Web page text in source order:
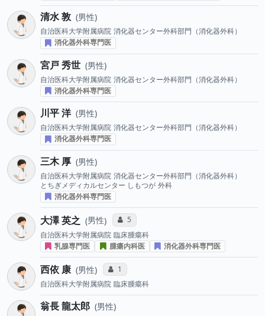
清水 敦 男性
自治医科大学附属病院 消化器センター外科部門（消化器外科）
消化器外科専門医
宮戸 秀世 男性
自治医科大学附属病院 消化器センター外科部門（消化器外科）
消化器外科専門医
川平 洋 男性
自治医科大学附属病院 消化器センター外科部門（消化器外科）
消化器外科専門医
三木 厚 男性
自治医科大学附属病院 消化器センター外科部門（消化器外科）
とちぎメディカルセンター しもつが 外科
消化器外科専門医
大澤 英之 男性 コミュニケーション・タイプ投票数
5
自治医科大学附属病院 臨床腫瘍科
乳腺専門医
腫瘍内科医 消化器外科専門医
西依 康 男性 コミュニケーション・タイプ投票数
1
自治医科大学附属病院 臨床腫瘍科
翁長 龍太郎 男性